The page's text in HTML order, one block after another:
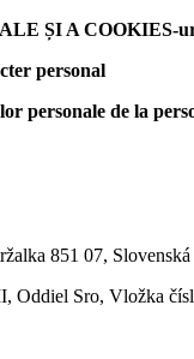
ȘI A COOKIES-
personal
personale de la
851 07,
Oddiel Sro, Vložka